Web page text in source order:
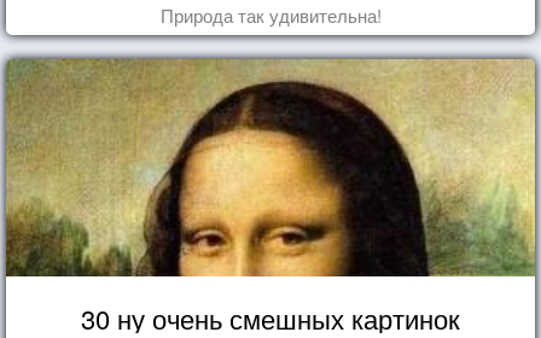
Природа так удивительна!
30 ну очень смешных картинок